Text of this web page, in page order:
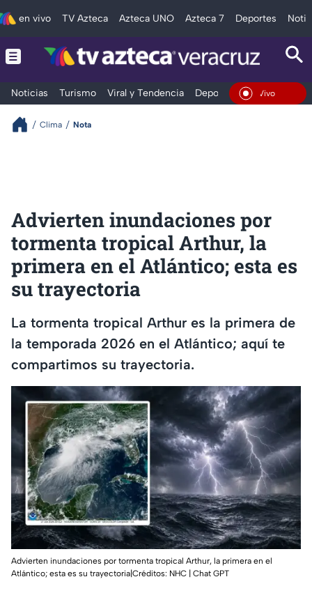
en vivo TV Azteca Azteca UNO Azteca 7 Deportes
Noticias Turismo Viral y Tendencia Deportes Espectáculos
En Vivo
Clima Nota
Advierten inundaciones por
tormenta tropical Arthur, la
primera en el Atlántico; esta es
su trayectoria
La tormenta tropical Arthur es la primera de
la temporada 2026 en el Atlántico; aquí te
compartimos su trayectoria.
Advierten inundaciones por tormenta tropical Arthur, la primera en el
Atlántico; esta es su trayectoria|Créditos: NHC | Chat GPT